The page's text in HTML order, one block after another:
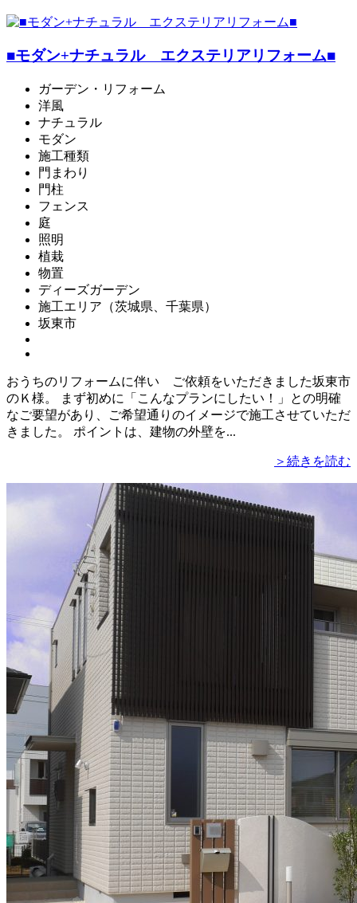
■モダン+ナチュラル エクステリアリフォーム■
ガーデン・リフォーム
洋風
ナチュラル
モダン
施工種類
門まわり
門柱
フェンス
庭
照明
植栽
物置
ディーズガーデン
施工エリア（茨城県、千葉県）
坂東市
おうちのリフォームに伴い ご依頼をいただきました坂東市
のＫ様。 まず初めに「こんなプランにしたい！」との明確
なご要望があり、ご希望通りのイメージで施工させていただ
きました。 ポイントは、建物の外壁を...
＞続きを読む